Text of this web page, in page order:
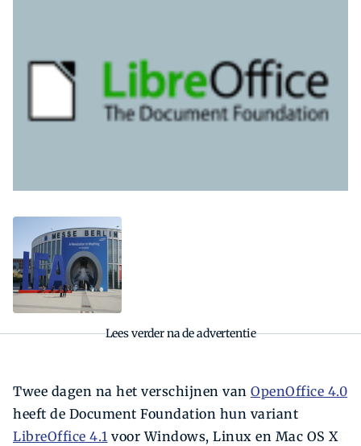
Lees verder na de advertentie
Twee dagen na het verschijnen van OpenOffice 4.0
heeft de Document Foundation hun variant
LibreOffice 4.1 voor Windows, Linux en Mac OS X